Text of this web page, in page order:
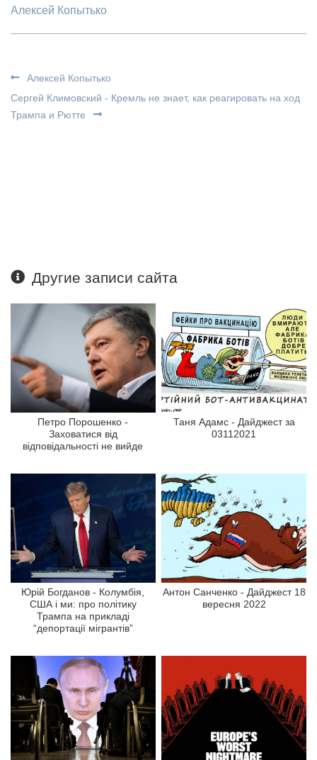
Алексей Копытько
Алексей Копытько
Сергей Климовский - Кремль не знает, как реагировать на ход
Трампа и Рютте
Другие записи сайта
Петро Порошенко -
Заховатися від
відповідальності не вийде
Таня Адамс - Дайджест за
03112021
Юрій Богданов - Колумбія,
США і ми: про політику
Трампа на прикладі
“депортації мігрантів”
Антон Санченко - Дайджест 18
вересня 2022